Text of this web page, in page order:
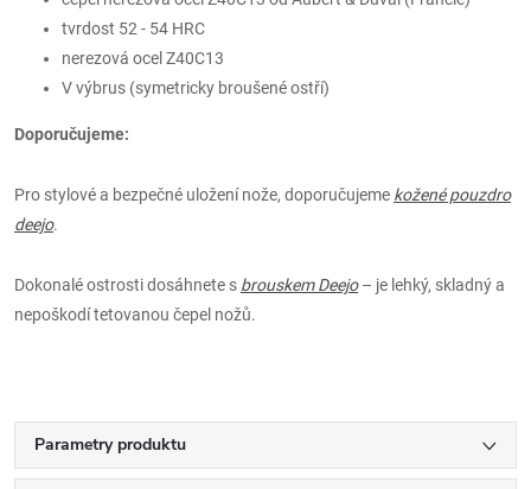
tvrdost 52 - 54 HRC
nerezová ocel Z40C13
V výbrus (symetricky broušené ostří)
Doporučujeme:
Pro stylové a bezpečné uložení nože, doporučujeme kožené pouzdro
deejo.
Dokonalé ostrosti dosáhnete s brouskem Deejo– je lehký, skladný a
nepoškodí tetovanou čepel nožů.
Parametry produktu